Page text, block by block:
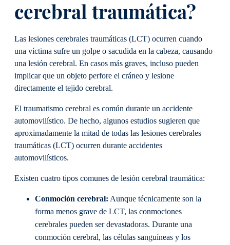
cerebral traumática?
Las lesiones cerebrales traumáticas (LCT) ocurren cuando
una víctima sufre un golpe o sacudida en la cabeza, causando
una lesión cerebral. En casos más graves, incluso pueden
implicar que un objeto perfore el cráneo y lesione
directamente el tejido cerebral.
El traumatismo cerebral es común durante un accidente
automovilístico. De hecho, algunos estudios sugieren que
aproximadamente la mitad de todas las lesiones cerebrales
traumáticas (LCT) ocurren durante accidentes
automovilísticos.
Existen cuatro tipos comunes de lesión cerebral traumática:
Conmoción cerebral: Aunque técnicamente son la
forma menos grave de LCT, las conmociones
cerebrales pueden ser devastadoras. Durante una
conmoción cerebral, las células sanguíneas y los